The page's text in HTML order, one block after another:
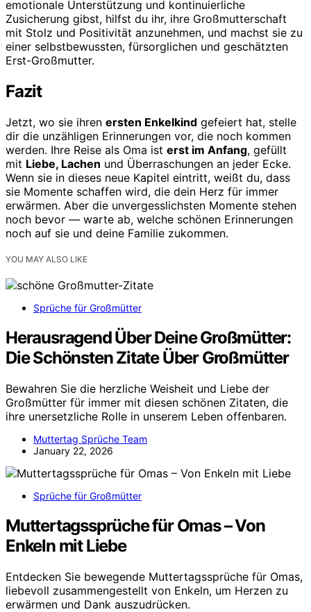
emotionale Unterstützung und kontinuierliche
Zusicherung gibst, hilfst du ihr, ihre Großmutterschaft
mit Stolz und Positivität anzunehmen, und machst sie zu
einer selbstbewussten, fürsorglichen und geschätzten
Erst-Großmutter.
Fazit
Jetzt, wo sie ihren ersten Enkelkind gefeiert hat, stelle
dir die unzähligen Erinnerungen vor, die noch kommen
werden. Ihre Reise als Oma ist erst im Anfang, gefüllt
mit Liebe, Lachen und Überraschungen an jeder Ecke.
Wenn sie in dieses neue Kapitel eintritt, weißt du, dass
sie Momente schaffen wird, die dein Herz für immer
erwärmen. Aber die unvergesslichsten Momente stehen
noch bevor — warte ab, welche schönen Erinnerungen
noch auf sie und deine Familie zukommen.
YOU MAY ALSO LIKE
Sprüche für Großmütter
Herausragend Über Deine Großmütter:
Die Schönsten Zitate Über Großmütter
Bewahren Sie die herzliche Weisheit und Liebe der
Großmütter für immer mit diesen schönen Zitaten, die
ihre unersetzliche Rolle in unserem Leben offenbaren.
Muttertag Sprüche Team
January 22, 2026
Sprüche für Großmütter
Muttertagssprüche für Omas – Von
Enkeln mit Liebe
Entdecken Sie bewegende Muttertagssprüche für Omas,
liebevoll zusammengestellt von Enkeln, um Herzen zu
erwärmen und Dank auszudrücken.